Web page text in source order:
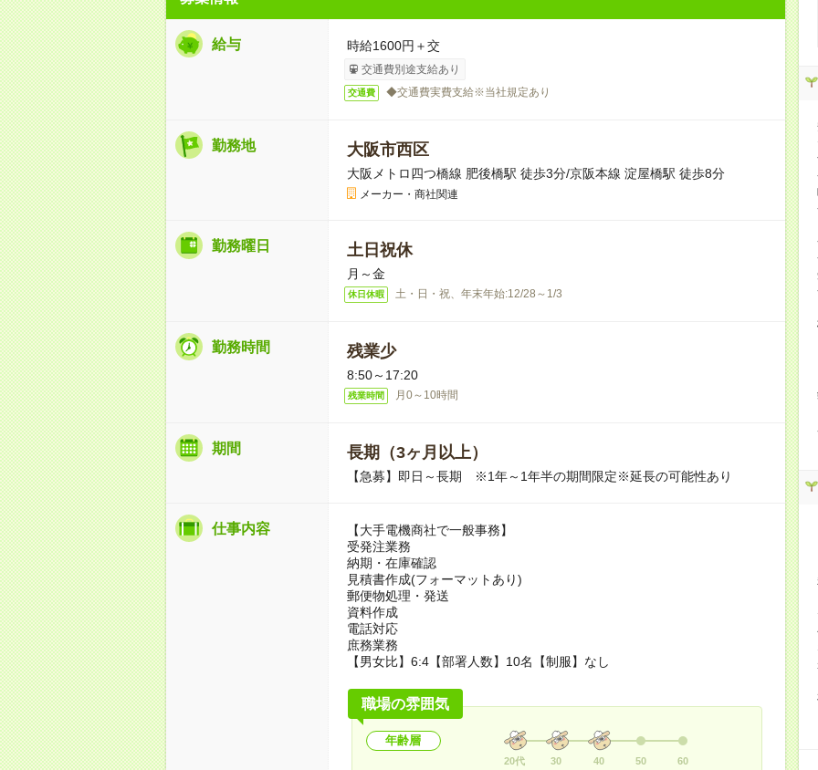
給与 時給1600円＋交
交通費別途支給あり
交通費 ◆交通費実費支給※当社規定あり
勤務地 大阪市西区
大阪メトロ四つ橋線 肥後橋駅 徒歩3分/京阪本線 淀屋橋駅 徒歩8分
メーカー・商社関連
勤務曜日 土日祝休
月～金
休日休暇 土・日・祝、年末年始:12/28～1/3
勤務時間 残業少
8:50～17:20
残業時間 月0～10時間
期間 長期（3ヶ月以上）
【急募】即日～長期 ※1年～1年半の期間限定※延長の可能性あり
仕事内容
【大手電機商社で一般事務】
受発注業務
納期・在庫確認
見積書作成(フォーマットあり)
郵便物処理・発送
資料作成
電話対応
庶務業務
【男女比】6:4【部署人数】10名【制服】なし
職場の雰囲気
年齢層
20代 30 40 50 60